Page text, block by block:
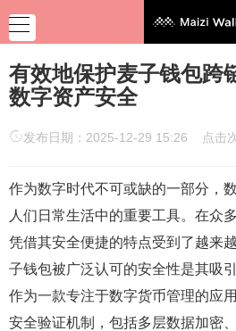
有效地保护麦子钱包跨
数字资产安全
发布日期：2025-12-29 15:26 点击
作为数字时代不可或缺的一部分，
人们日常生活中的重要工具。在众
凭借其安全便捷的特点受到了越来
子钱包被广泛认可的安全性是其吸
作为一款专注于数字货币管理的应
安全验证机制，包括多层数据加密